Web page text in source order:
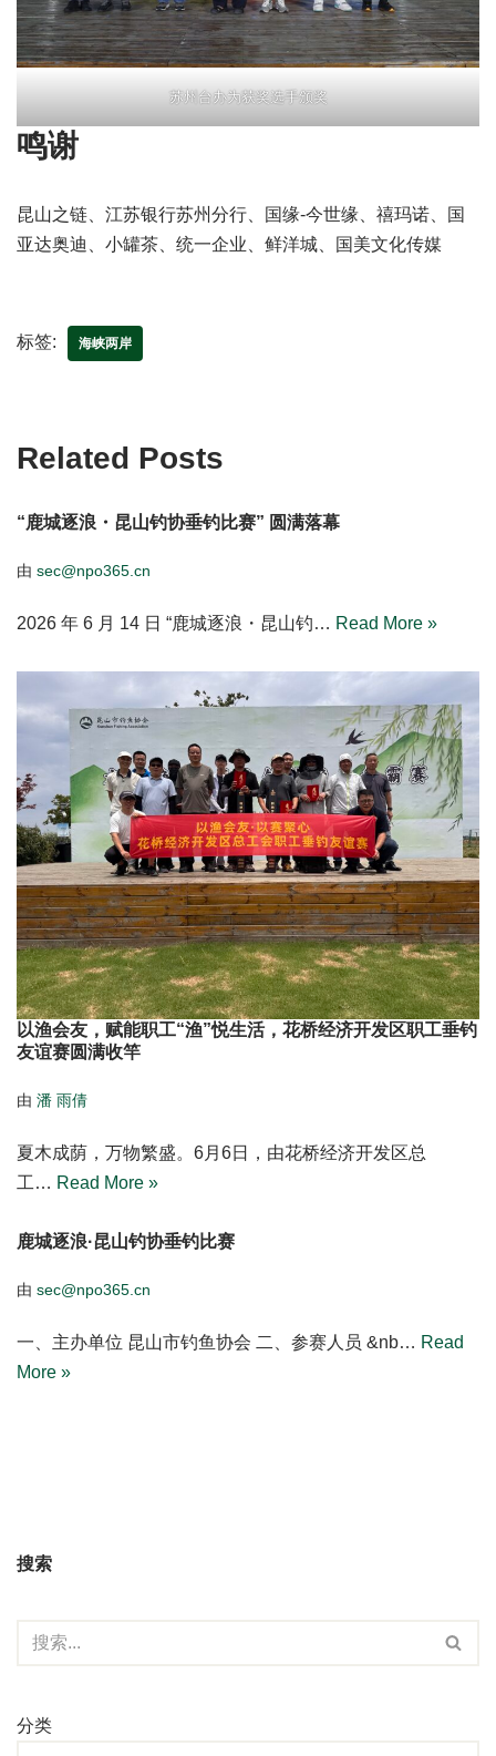
苏州台办为获奖选手颁奖
鸣谢
昆山之链、江苏银行苏州分行、国缘-今世缘、禧玛诺、国
亚达奥迪、小罐茶、统一企业、鲜洋城、国美文化传媒
标签: 海峡两岸
Related Posts
“鹿城逐浪・昆山钓协垂钓比赛” 圆满落幕
由 sec@npo365.cn
2026 年 6 月 14 日 “鹿城逐浪・昆山钓… Read More »
以渔会友，赋能职工“渔”悦生活，花桥经济开发区职工垂钓
友谊赛圆满收竿
由 潘 雨倩
夏木成荫，万物繁盛。6月6日，由花桥经济开发区总
工… Read More »
鹿城逐浪·昆山钓协垂钓比赛
由 sec@npo365.cn
一、主办单位 昆山市钓鱼协会 二、参赛人员 &nb… Read
More »
搜索
分类